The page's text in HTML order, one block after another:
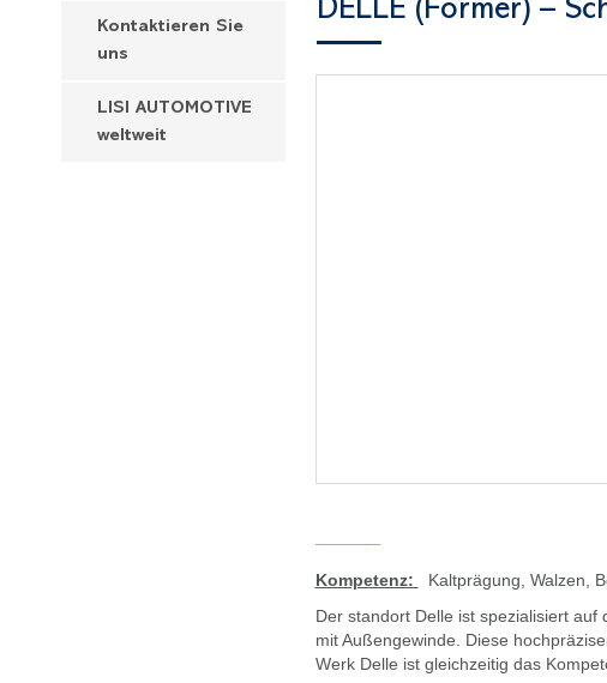
Kontaktieren Sie
uns
LISI AUTOMOTIVE
weltweit
DELLE (Former) –
Kompetenz:
Kaltprägung, Walzen,
Der standort Delle ist spezialisiert
mit Außengewinde. Diese
Werk Delle ist gleichzeitig das